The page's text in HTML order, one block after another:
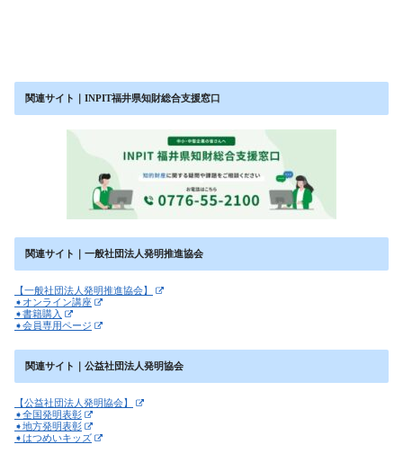
関連サイト｜INPIT福井県知財総合支援窓口
関連サイト｜一般社団法人発明推進協会
【一般社団法人発明推進協会】
➧オンライン講座
➧書籍購入
➧会員専用ページ
関連サイト｜公益社団法人発明協会
【公益社団法人発明協会】
➧全国発明表彰
➧地方発明表彰
➧はつめいキッズ